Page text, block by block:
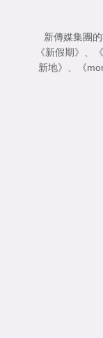
新傳媒集團
《新假期》
新地》
《